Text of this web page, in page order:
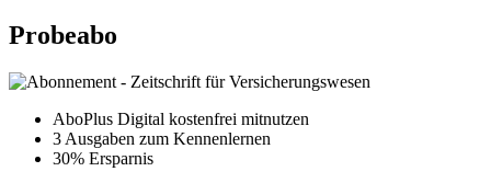
Probeabo
AboPlus Digital kostenfrei mitnutzen
3 Ausgaben zum Kennenlernen
30% Ersparnis